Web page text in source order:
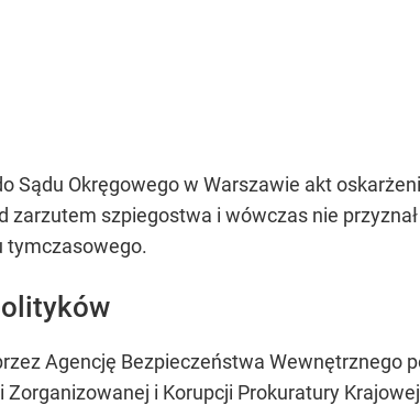
Sądu Okręgowego w Warszawie akt
zarzutem szpiegostwa i wówczas nie
tymczasowego.
Agencję Bezpieczeństwa Wewnętrznego
i Korupcji Prokuratury